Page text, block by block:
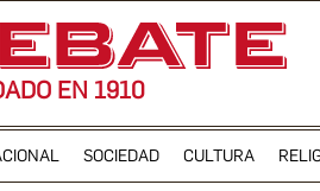
EN 1910
SOCIEDAD CULTURA